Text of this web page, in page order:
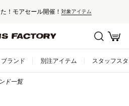
セール対象外ア
ブランド 別注アイテム スタッフス
ド一覧